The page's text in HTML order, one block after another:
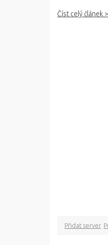
Číst celý článek
Přidat server